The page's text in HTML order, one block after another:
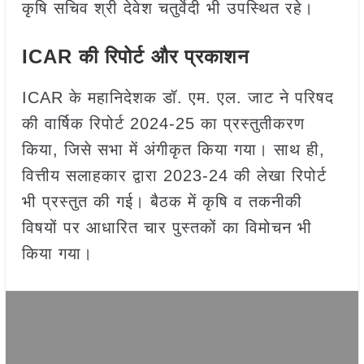
कृषि सचिव श्री देवेश चतुर्वेदी भी उपस्थित रहे।
ICAR की रिपोर्ट और प्रकाशन
ICAR के महानिदेशक डॉ. एम. एल. जाट ने परिषद
की वार्षिक रिपोर्ट 2024-25 का प्रस्तुतीकरण
किया, जिसे सभा में अंगीकृत किया गया। साथ ही,
वित्तीय सलाहकार द्वारा 2023-24 की लेखा रिपोर्ट
भी प्रस्तुत की गई। बैठक में कृषि व तकनीकी
विषयों पर आधारित चार पुस्तकों का विमोचन भी
किया गया।